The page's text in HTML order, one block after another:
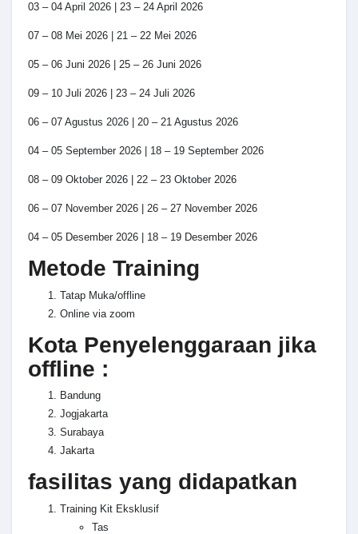
03 – 04 April 2026 | 23 – 24 April 2026
07 – 08 Mei 2026 | 21 – 22 Mei 2026
05 – 06 Juni 2026 | 25 – 26 Juni 2026
09 – 10 Juli 2026 | 23 – 24 Juli 2026
06 – 07 Agustus 2026 | 20 – 21 Agustus 2026
04 – 05 September 2026 | 18 – 19 September 2026
08 – 09 Oktober 2026 | 22 – 23 Oktober 2026
06 – 07 November 2026 | 26 – 27 November 2026
04 – 05 Desember 2026 | 18 – 19 Desember 2026
Metode Training
Tatap Muka/offline
Online via zoom
Kota Penyelenggaraan jika
offline :
Bandung
Jogjakarta
Surabaya
Jakarta
fasilitas yang didapatkan
Training Kit Eksklusif
Tas